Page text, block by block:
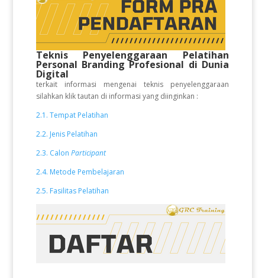
Teknis Penyelenggaraan Pelatihan
Personal Branding Profesional di Dunia
Digital
terkait informasi mengenai teknis penyelenggaraan
silahkan klik tautan di informasi yang diinginkan :
2.1. Tempat Pelatihan
2.2. Jenis Pelatihan
2.3. Calon Participant
2.4. Metode Pembelajaran
2.5. Fasilitas Pelatihan